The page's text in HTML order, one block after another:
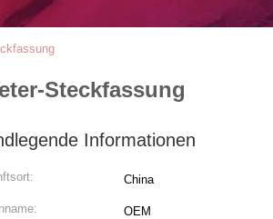
Steckfassung
Informationen
China
OEM